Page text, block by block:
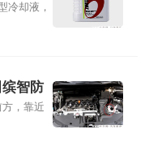
冷却液，
智防
，靠近